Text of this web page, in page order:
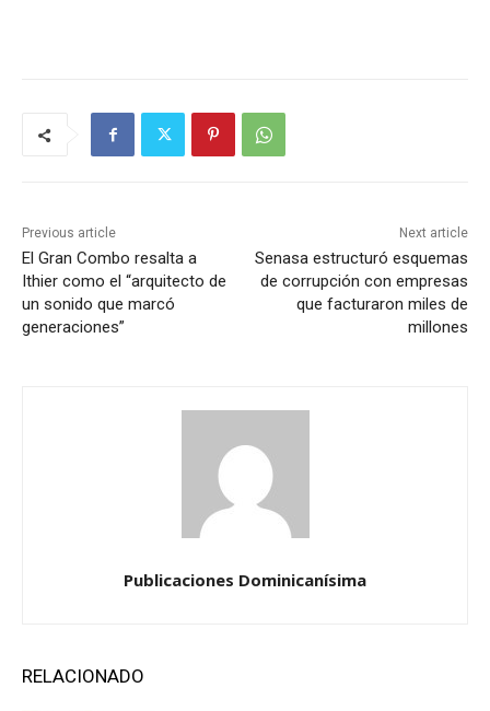
Previous article
El Gran Combo resalta a
Ithier como el “arquitecto de
un sonido que marcó
generaciones”
Next article
Senasa estructuró esquemas
de corrupción con empresas
que facturaron miles de
millones
Publicaciones Dominicanísima
RELACIONADO